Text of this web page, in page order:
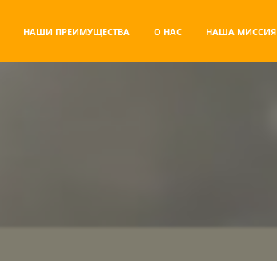
НАШИ ПРЕИМУЩЕСТВА О НАС НАША МИССИЯ